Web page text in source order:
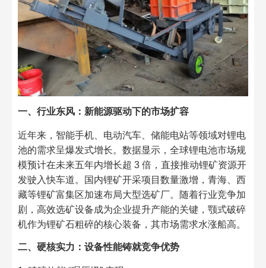
一、行业东风：新能源驱动下的市场扩容
近年来，智能手机、电动汽车、储能电站等领域对锂电
池的需求呈爆发式增长。数据显示，全球锂电池市场规
模预计在未来五年内增长超 3 倍，直接推动锂矿资源开
发驶入快车道。国内锂矿开采项目数量激增，青海、西
藏等锂矿富集区加速布局大型选矿厂。随着行业竞争加
剧，高效选矿设备成为企业提升产能的关键，颚式破碎
机作为锂矿石粗碎的核心装备，其市场需求水涨船高。
二、硬核实力：设备性能铸就竞争优势